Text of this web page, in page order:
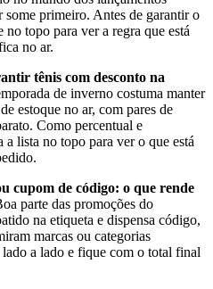
some primeiro. Antes de garantir o
no topo para ver a regra que está
no ar.
tênis com desconto na
de inverno costuma manter
estoque no ar, com pares de
Como percentual e
lista no topo para ver o que está
cupom de código: o que rende
parte das promoções do
na etiqueta e dispensa código,
marcas ou categorias
lado a lado e fique com o total final